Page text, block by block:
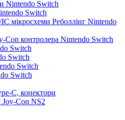
Nintendo Switch
Switch
мікросхеми Реболлінг Nintendo
Con контролера Nintendo Switch
Switch
Switch
Switch
Switch
C, конектори
Joy-Con NS2